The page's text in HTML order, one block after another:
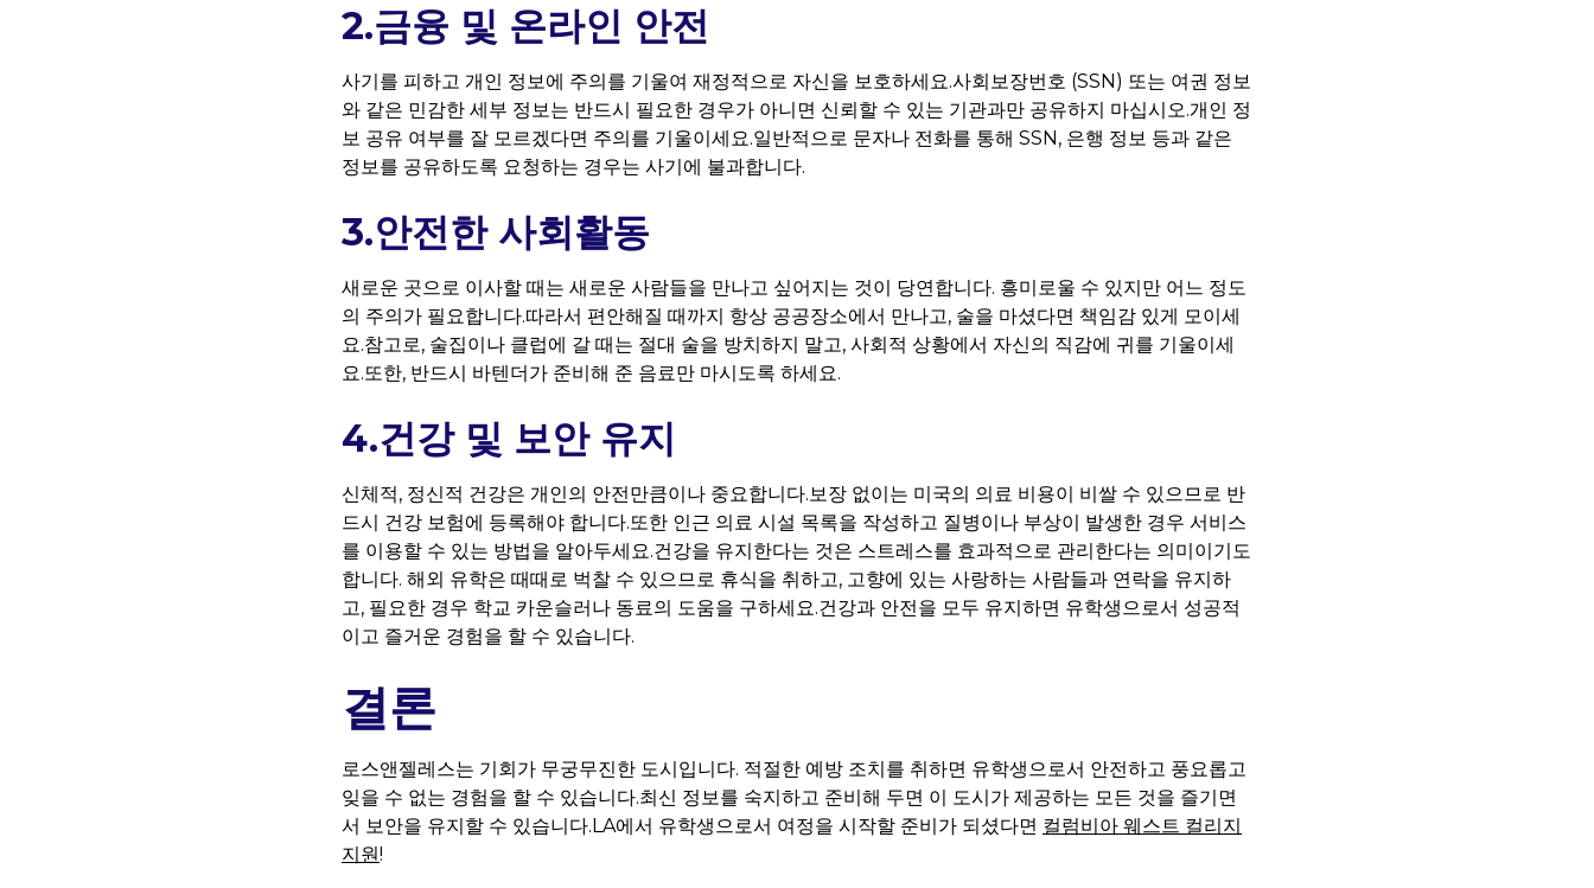
2.금융 및 온라인 안전
사기를 피하고 개인 정보에 주의를 기울여 재정적으로 자신을 보호하세요.사회보장번호 (SSN) 또는 여권 정보
와 같은 민감한 세부 정보는 반드시 필요한 경우가 아니면 신뢰할 수 있는 기관과만 공유하지 마십시오.개인 정
보 공유 여부를 잘 모르겠다면 주의를 기울이세요.일반적으로 문자나 전화를 통해 SSN, 은행 정보 등과 같은
정보를 공유하도록 요청하는 경우는 사기에 불과합니다.
3.안전한 사회활동
새로운 곳으로 이사할 때는 새로운 사람들을 만나고 싶어지는 것이 당연합니다. 흥미로울 수 있지만 어느 정도
의 주의가 필요합니다.따라서 편안해질 때까지 항상 공공장소에서 만나고, 술을 마셨다면 책임감 있게 모이세
요.참고로, 술집이나 클럽에 갈 때는 절대 술을 방치하지 말고, 사회적 상황에서 자신의 직감에 귀를 기울이세
요.또한, 반드시 바텐더가 준비해 준 음료만 마시도록 하세요.
4.건강 및 보안 유지
신체적, 정신적 건강은 개인의 안전만큼이나 중요합니다.보장 없이는 미국의 의료 비용이 비쌀 수 있으므로 반
드시 건강 보험에 등록해야 합니다.또한 인근 의료 시설 목록을 작성하고 질병이나 부상이 발생한 경우 서비스
를 이용할 수 있는 방법을 알아두세요.건강을 유지한다는 것은 스트레스를 효과적으로 관리한다는 의미이기도
합니다. 해외 유학은 때때로 벅찰 수 있으므로 휴식을 취하고, 고향에 있는 사랑하는 사람들과 연락을 유지하
고, 필요한 경우 학교 카운슬러나 동료의 도움을 구하세요.건강과 안전을 모두 유지하면 유학생으로서 성공적
이고 즐거운 경험을 할 수 있습니다.
결론
로스앤젤레스는 기회가 무궁무진한 도시입니다. 적절한 예방 조치를 취하면 유학생으로서 안전하고 풍요롭고
잊을 수 없는 경험을 할 수 있습니다.최신 정보를 숙지하고 준비해 두면 이 도시가 제공하는 모든 것을 즐기면
서 보안을 유지할 수 있습니다.LA에서 유학생으로서 여정을 시작할 준비가 되셨다면 컬럼비아 웨스트 컬리지
지원!